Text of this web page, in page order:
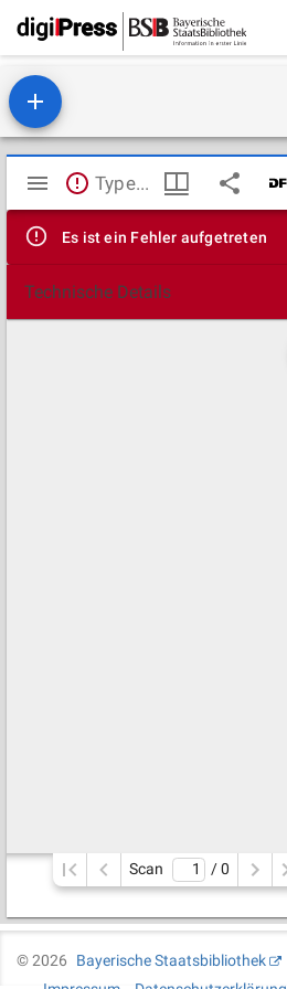
Mirador
Viewer
TypeError: Failed to fetch
Es ist ein Fehler aufgetreten
Technische Details
Scan / 0
©2026
Bayerische Staatsbibliothek